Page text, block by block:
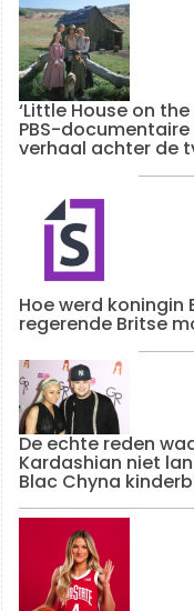
‘Little House on the
PBS-
verhaal achter de
Hoe werd koningin
regerende Britse
De echte reden
Kardashian niet
Blac Chyna